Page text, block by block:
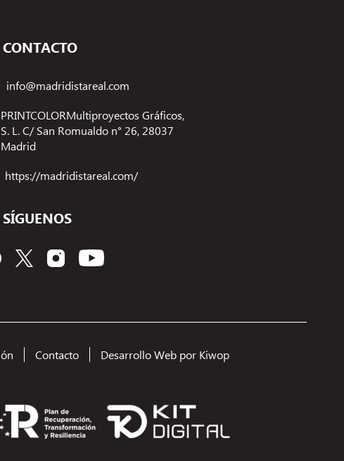
tecnologías como las cookies para almacenar y/o acceder a la información del
El consentimiento a estas tecnologías nos permitirá procesar datos
el comportamiento de navegación o los ID's únicos en este sitio. No consentir o retirar
Aceptar Denegar
CONTACTO
info@madridistareal.com
PRINTCOLORMultiproyectos Gráficos,
S. L. C/ San Romualdo n° 26, 28037
Madrid
https://madridistareal.com/
SÍGUENOS
Contacto Desarrollo Web por Kiwop